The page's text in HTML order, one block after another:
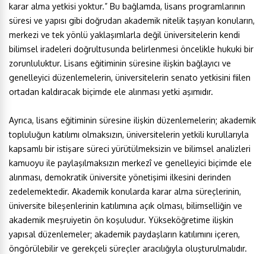
karar alma yetkisi yoktur.” Bu bağlamda, lisans programlarının
süresi ve yapısı gibi doğrudan akademik nitelik taşıyan konuların,
merkezi ve tek yönlü yaklaşımlarla değil üniversitelerin kendi
bilimsel iradeleri doğrultusunda belirlenmesi öncelikle hukuki bir
zorunluluktur. Lisans eğitiminin süresine ilişkin bağlayıcı ve
genelleyici düzenlemelerin, üniversitelerin senato yetkisini fiilen
ortadan kaldıracak biçimde ele alınması yetki aşımıdır.
Ayrıca, lisans eğitiminin süresine ilişkin düzenlemelerin; akademik
topluluğun katılımı olmaksızın, üniversitelerin yetkili kurullarıyla
kapsamlı bir istişare süreci yürütülmeksizin ve bilimsel analizleri
kamuoyu ile paylaşılmaksızın merkezî ve genelleyici biçimde ele
alınması, demokratik üniversite yönetişimi ilkesini derinden
zedelemektedir. Akademik konularda karar alma süreçlerinin,
üniversite bileşenlerinin katılımına açık olması, bilimselliğin ve
akademik meşruiyetin ön koşuludur. Yükseköğretime ilişkin
yapısal düzenlemeler; akademik paydaşların katılımını içeren,
öngörülebilir ve gerekçeli süreçler aracılığıyla oluşturulmalıdır.